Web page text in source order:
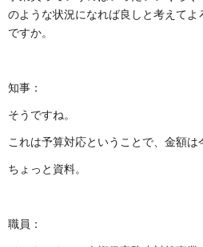
のような状況になれば良しと考えて
ですか。
知事：
そうですね。
これは予算対応ということで、金額は
ちょっと資料。
職員：